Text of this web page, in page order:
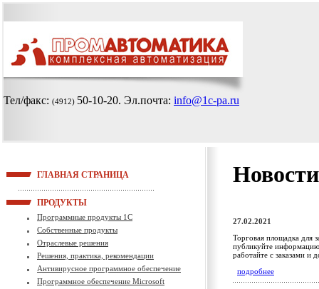
Тел/факс: (4912) 50-10-20. Эл.почта: info@1c-pa.ru
ГЛАВНАЯ СТРАНИЦА
ПРОДУКТЫ
Программные продукты 1С
Собственные продукты
Отраслевые решения
Решения, практика, рекомендации
Антивирусное программное обеспечение
Программное обеспечение Microsoft
27.02.2021
Торговая площадка для
публикуйте
работайте с заказами и
подробнее